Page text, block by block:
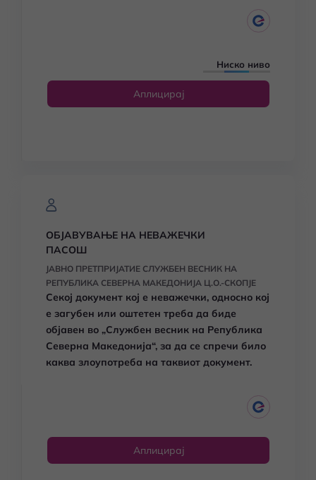
Ниско ниво
Аплицирај
ОБЈАВУВАЊЕ НА НЕВАЖЕЧКИ
ПАСОШ
ЈАВНО ПРЕТПРИЈАТИЕ СЛУЖБЕН ВЕСНИК НА
РЕПУБЛИКА СЕВЕРНА МАКЕДОНИЈА Ц.О.-СКОПЈЕ
Секој документ кој е неважечки, односно кој
е загубен или оштетен треба да биде
објавен во „Службен весник на Република
Северна Македонија“, за да се спречи било
каква злоупотреба на таквиот документ.
Аплицирај